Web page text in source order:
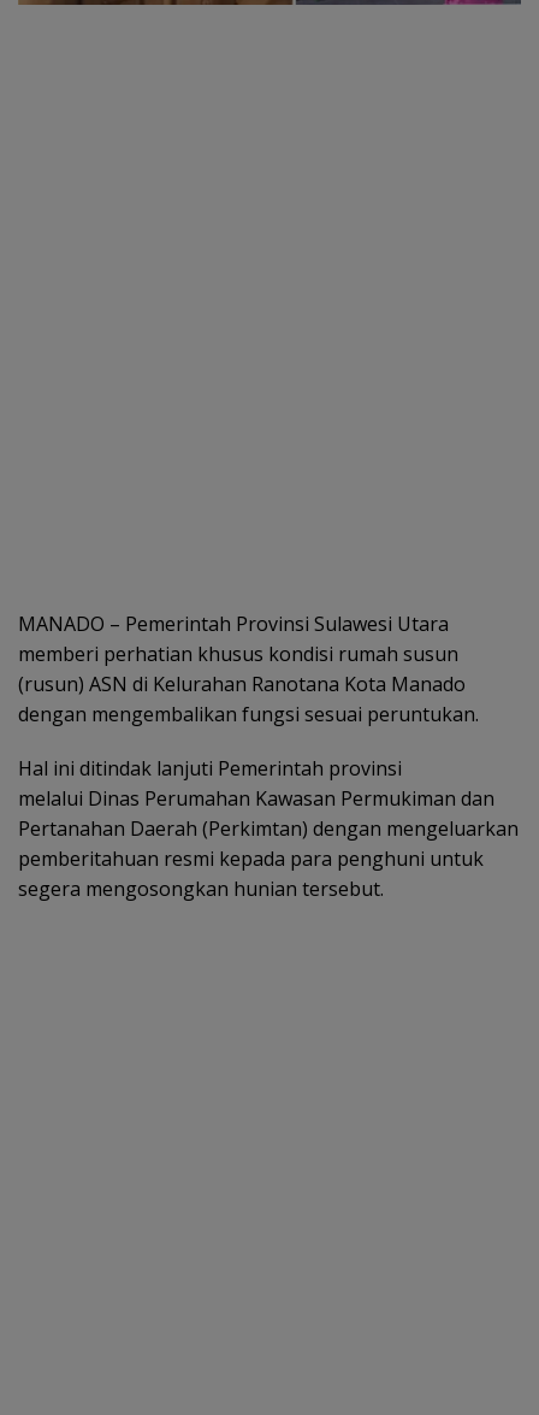
MANADO – Pemerintah Provinsi Sulawesi Utara
memberi perhatian khusus kondisi rumah susun
(rusun) ASN di Kelurahan Ranotana Kota Manado
dengan mengembalikan fungsi sesuai peruntukan.
Hal ini ditindak lanjuti Pemerintah provinsi
melalui Dinas Perumahan Kawasan Permukiman dan
Pertanahan Daerah (Perkimtan) dengan mengeluarkan
pemberitahuan resmi kepada para penghuni untuk
segera mengosongkan hunian tersebut.